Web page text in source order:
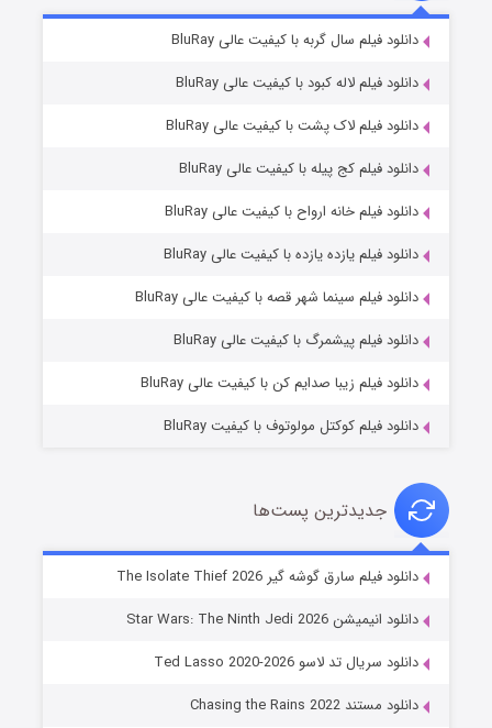
قسمت۷ (زیرنویس) منتشر شد
خاندان اژدها فصل ۳
دانلود فیلم سال گربه با کیفیت عالی BluRay
دانلود فیلم لاله کبود با کیفیت عالی BluRay
دانلود فیلم لاک پشت با کیفیت عالی BluRay
دانلود فیلم کج‌ پیله با کیفیت عالی BluRay
دانلود فیلم خانه ارواح با کیفیت عالی BluRay
دانلود فیلم یازده یازده با کیفیت عالی BluRay
دانلود فیلم سینما شهر قصه با کیفیت عالی BluRay
دانلود فیلم پیشمرگ با کیفیت عالی BluRay
دانلود فیلم زیبا صدایم کن با کیفیت عالی BluRay
دانلود فیلم کوکتل مولوتوف با کیفیت BluRay
جدیدترین پست‌ها
دانلود فیلم سارق گوشه گیر The Isolate Thief 2026
دانلود انیمیشن Star Wars: The Ninth Jedi 2026
دانلود سریال تد لاسو Ted Lasso 2020-2026
دانلود مستند Chasing the Rains 2022